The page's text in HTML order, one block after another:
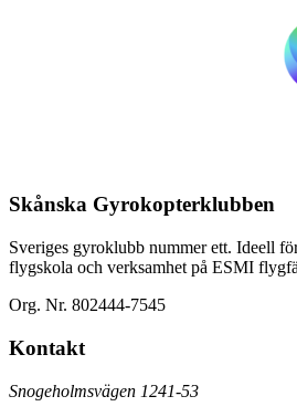
Skånska Gyrokopterklubben
Sveriges gyroklubb nummer ett. Ideell
flygskola och verksamhet på ESMI
Org. Nr. 802444-7545
Kontakt
Snogeholmsvägen 1241-53